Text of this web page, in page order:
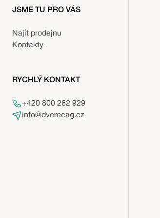
JSME TU PRO VÁS
Najít prodejnu
Kontakty
RYCHLÝ KONTAKT
+420 800 262 929
info@dverecag.cz